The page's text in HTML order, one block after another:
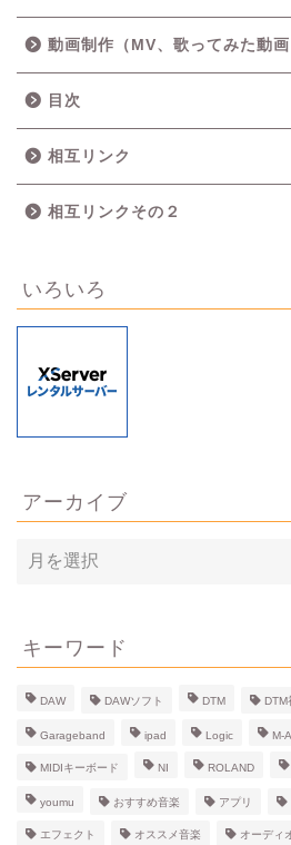
動画制作（MV、歌ってみた動
目次
相互リンク
相互リンクその２
いろいろ
アーカイブ
ア
ー
ブ
キーワード
DAW DAWソフト DTM DTM
Garageband ipad Logic M-
MIDIキーボード NI ROLAND
youmu おすすめ音楽 アプリ
エフェクト オススメ音楽 オーディ